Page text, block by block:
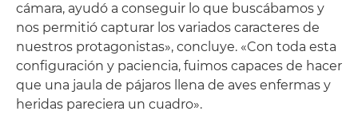
cámara, ayudó a conseguir lo que buscábamos y
nos permitió capturar los variados caracteres de
nuestros protagonistas», concluye. «Con toda esta
configuración y paciencia, fuimos capaces de hacer
que una jaula de pájaros llena de aves enfermas y
heridas pareciera un cuadro».